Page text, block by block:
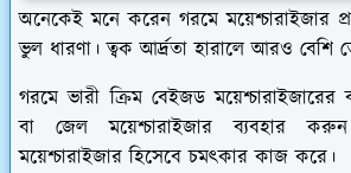
​অনেকেই মনে করেন গরমে ময়েশ্চারাইজার
ভুল ধারণা। ত্বক আর্দ্রতা হারালে আরও বেশি
​গরমে ভারী ক্রিম বেইজড
বা জেল ময়েশ্চারাইজার ব্যবহার
ময়েশ্চারাইজার হিসেবে চমৎকার কাজ করে।